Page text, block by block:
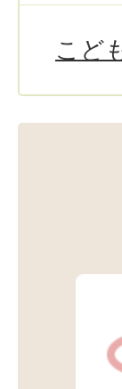
こど